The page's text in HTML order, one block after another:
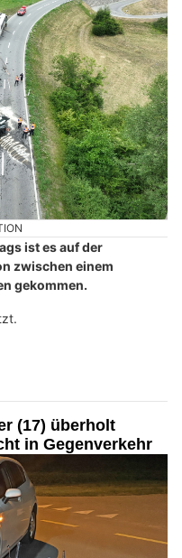
ist es auf der
zwischen einem
gekommen.
(17) überholt
in Gegenverkehr